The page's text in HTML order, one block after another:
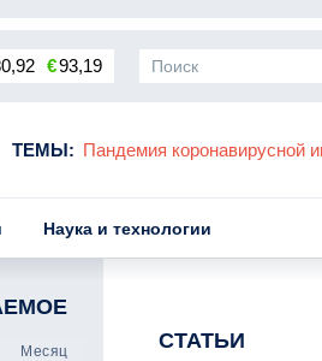
€93,19
ТЕМЫ: Пандемия коронавирусной
Наука и технологии
Месяц СТАТЬИ